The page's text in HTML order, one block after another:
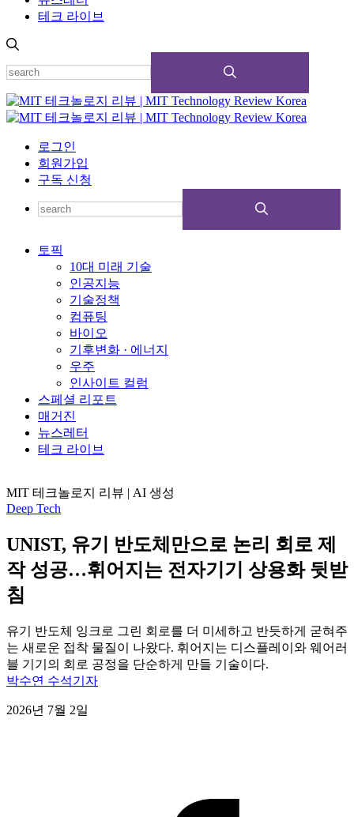
테크 라이브
로그인
회원가입
구독 신청
토픽
10대 미래 기술
인공지능
기술정책
컴퓨팅
바이오
기후변화 · 에너지
우주
인사이트 컬럼
스페셜 리포트
매거진
뉴스레터
테크 라이브
MIT 테크놀로지 리뷰 | AI 생성
Deep Tech
UNIST, 유기 반도체만으로 논리 회로 제
작 성공…휘어지는 전자기기 상용화 뒷받
침
유기 반도체 잉크로 그린 회로를 더 미세하고 반듯하게 굳혀주
는 새로운 접착 물질이 나왔다. 휘어지는 디스플레이와 웨어러
블 기기의 회로 공정을 단순하게 만들 기술이다.
박수연 수석기자
2026년 7월 2일